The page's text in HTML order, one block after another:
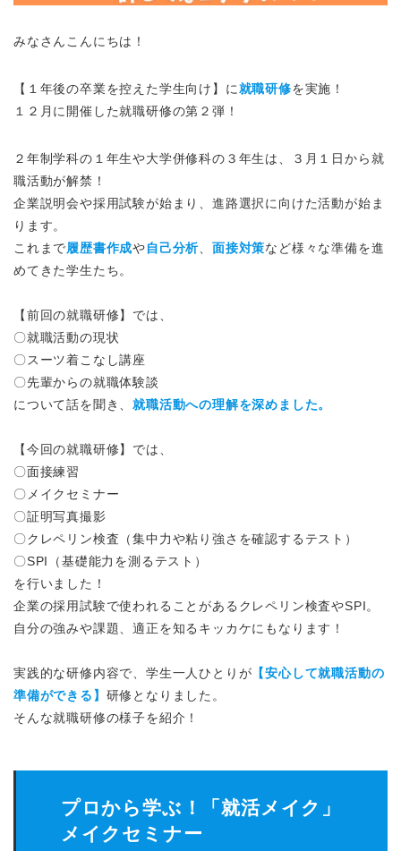
みなさんこんにちは！
【１年後の卒業を控えた学生向け】に就職研修を実施！
１２月に開催した就職研修の第２弾！
２年制学科の１年生や大学併修科の３年生は、３月１日から就
職活動が解禁！
企業説明会や採用試験が始まり、進路選択に向けた活動が始ま
ります。
これまで履歴書作成や自己分析、面接対策など様々な準備を進
めてきた学生たち。
【前回の就職研修】では、
〇就職活動の現状
〇スーツ着こなし講座
〇先輩からの就職体験談
について話を聞き、就職活動への理解を深めました。
【今回の就職研修】では、
〇面接練習
〇メイクセミナー
〇証明写真撮影
〇クレペリン検査（集中力や粘り強さを確認するテスト）
〇SPI（基礎能力を測るテスト）
を行いました！
企業の採用試験で使われることがあるクレペリン検査やSPI。
自分の強みや課題、適正を知るキッカケにもなります！
実践的な研修内容で、学生一人ひとりが 【安心して就職活動の
準備ができる】 研修となりました。
そんな就職研修の様子を紹介！
プロから学ぶ！「就活メイク」
メイクセミナー